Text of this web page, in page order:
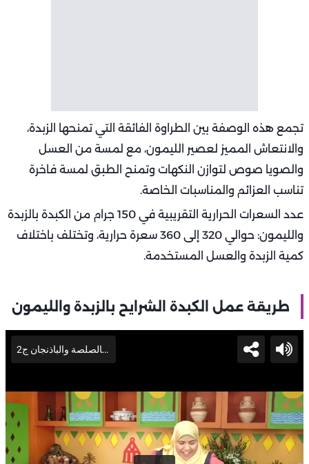
تجمع هذه الوصفة بين الطراوة الفائقة التي تمنحها الزبدة،
والانتعاش المميز لعصير الليمون، مع لمسة من العسل
والصويا صوص لتوازن النكهات وتمنح الطبق لمسة فاخرة
تناسب العزائم والمناسبات الخاصة.
عدد السعرات الحرارية التقريبية في 150 جرام من الكبدة بالزبدة
والليمون: حوالي 320 إلى 360 سعرة حرارية، وتختلف باختلاف
كمية الزبدة والعسل المستخدمة.
طريقة عمل الكبدة الشرايح بالزبدة والليمون